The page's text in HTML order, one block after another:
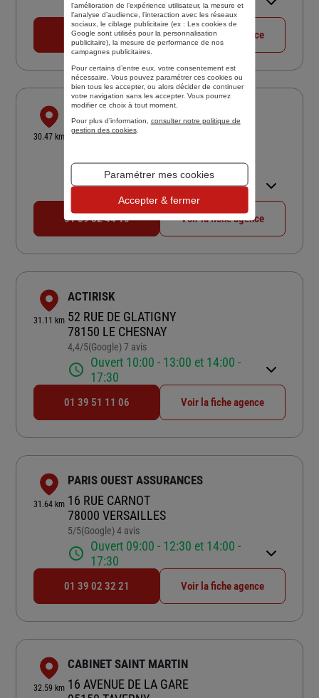
17:00
01 39 59 19 07 Voir la fiche agence
30.47 km
2 RUE AUGUSTE RENOIR
4,6/5Note de 4.6 sur 5
(Google) 27 avis
Ouvert 09:15 - 12:00 et 14:00 -
01 39 52 44 10 Voir la fiche agence
31.11 km
ACTIRISK
52 RUE DE GLATIGNY
78150 LE CHESNAY
4,4/5Note de 4.4 sur 5
(Google) 7 avis
Ouvert 10:00 - 13:00 et 14:00 -
17:30
01 39 51 11 06 Voir la fiche agence
31.64 km
PARIS OUEST ASSURANCES
16 RUE CARNOT
78000 VERSAILLES
5/5Note de 5 sur 5
(Google) 4 avis
Ouvert 09:00 - 12:30 et 14:00 -
17:30
01 39 02 32 21 Voir la fiche agence
32.59 km
CABINET SAINT MARTIN
16 AVENUE DE LA GARE
l'amélioration de l’expérience utilisateur, la mesure et
l’analyse d’audience, l’interaction avec les réseaux
sociaux, le ciblage publicitaire (ex : Les cookies de
Google sont utilisés pour la personnalisation
publicitaire), la mesure de performance de nos
campagnes publicitaires.
Pour certains d’entre eux, votre consentement est
nécessaire. Vous pouvez paramétrer ces cookies ou
bien tous les accepter, ou alors décider de continuer
votre navigation sans les accepter. Vous pourrez
modifier ce choix à tout moment.
Pour plus d’information, consulter notre politique de
gestion des cookies.
Paramétrer mes cookies
Accepter & fermer